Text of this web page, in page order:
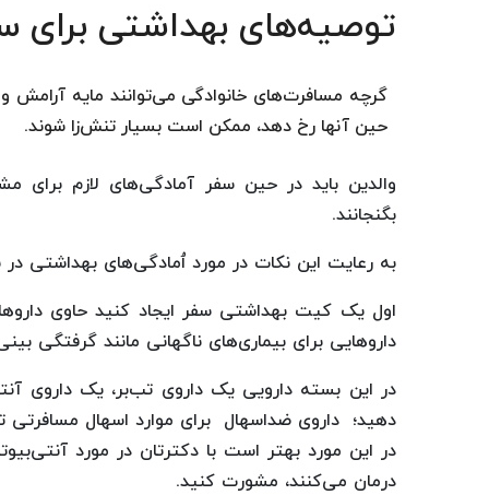
توصیه‌های بهداشتی برای
گرچه مسافرت‌های خانوادگی می‌توانند مایه
حین آنها رخ دهد، ممکن است بسیار تنش‌زا شوند.
والدین باید در حین سفر آمادگی‌های لازم برای
بگنجانند.
به رعایت این نکات در مورد ٱمادگی‌های بهداشتی
اول یک کیت بهداشتی سفر ایجاد کنید حاوی
داروهایی برای بیماری‌های ناگهانی مانند گرفتگی
در این بسته دارویی یک داروی تب‌بر، یک داروی
دهید؛ داروی ضداسهال برای موارد اسهال
در این مورد بهتر است با دکترتان در مورد
درمان می‌کنند، مشورت کنید.